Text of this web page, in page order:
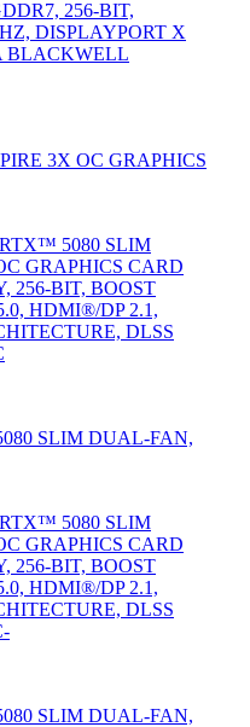
3X OC GRAPHICS
SLIM DUAL-FAN,
SLIM DUAL-FAN,